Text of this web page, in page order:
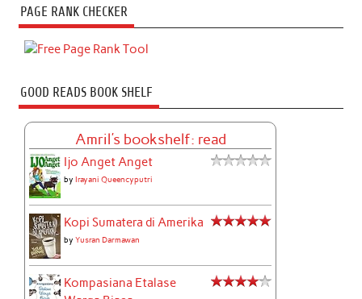
PAGE RANK CHECKER
GOOD READS BOOK SHELF
Amril's bookshelf: read
Ijo Anget Anget
byIrayani Queencyputri
Kopi Sumatera di Amerika
byYusran Darmawan
Kompasiana Etalase